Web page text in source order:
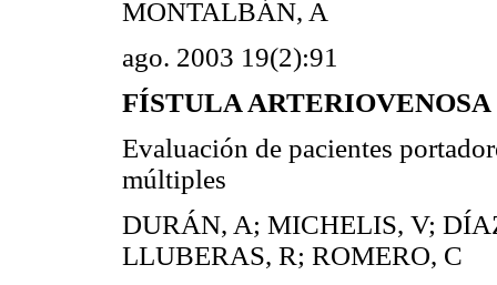
MONTALBÁN, A
ago. 2003 19(2):91
FÍSTULA ARTERIOVENOSA
Evaluación de pacientes
múltiples
DURÁN, A; MICHELIS, V;
LLUBERAS, R; ROMERO, C